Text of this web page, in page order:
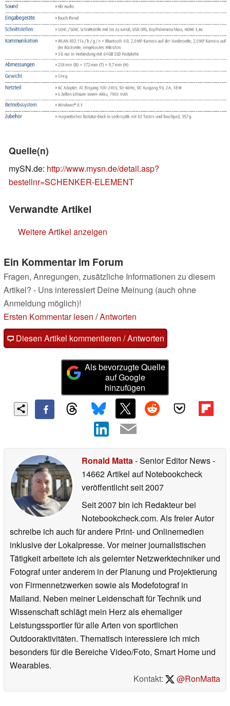
Quelle(n)
mySN.de: http://www.mysn.de/detail.asp?
bestellnr=SCHENKER-ELEMENT
Verwandte Artikel
Weitere Artikel anzeigen
Ein Kommentar im Forum
Fragen, Anregungen, zusätzliche Informationen zu diesem
Artikel? - Uns interessiert Deine Meinung (auch ohne
Anmeldung möglich)!
Ersten Kommentar lesen /Antworten
Diesen Artikel kommentieren / Antworten
Als bevorzugte Quelle
auf Google
hinzufügen
Ronald Matta - Senior Editor News-
14662 Artikel auf Notebookcheck
veröffentlichtseit 2007
Seit 2007 bin ich Redakteur bei
Notebookcheck.com. Als freier Autor
schreibe ich auch für andere Print- und Onlinemedien
inklusive der Lokalpresse. Vor meiner journalistischen
Tätigkeit arbeitete ich als gelernter Netzwerktechniker und
Fotograf unter anderem in der Planung und Projektierung
von Firmennetzwerken sowie als Modefotograf in
Mailand. Neben meiner Leidenschaft für Technik und
Wissenschaft schlägt mein Herz als ehemaliger
Leistungssportler für alle Arten von sportlichen
Outdooraktivitäten. Thematisch interessiere ich mich
besonders für die Bereiche Video/Foto, Smart Home und
Wearables.
Kontakt:
@RonMatta